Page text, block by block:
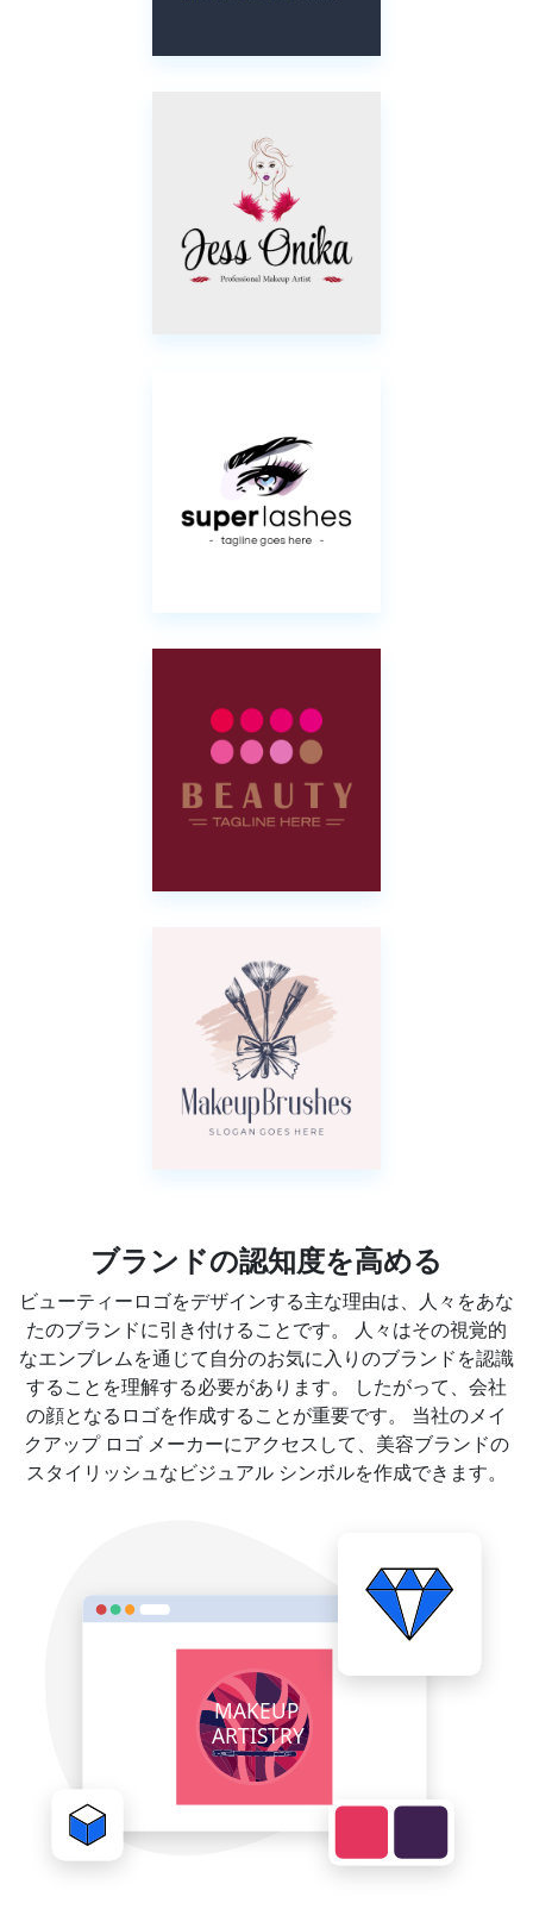
ブランドの認知度を高める
ビューティーロゴをデザインする主な理由は、人々をあな
たのブランドに引き付けることです。 人々はその視覚的
なエンブレムを通じて自分のお気に入りのブランドを認識
することを理解する必要があります。 したがって、会社
の顔となるロゴを作成することが重要です。 当社のメイ
クアップ ロゴ メーカーにアクセスして、美容ブランドの
スタイリッシュなビジュアル シンボルを作成できます。